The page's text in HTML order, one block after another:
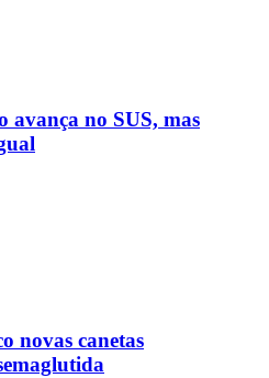
avança no SUS, mas
novas canetas